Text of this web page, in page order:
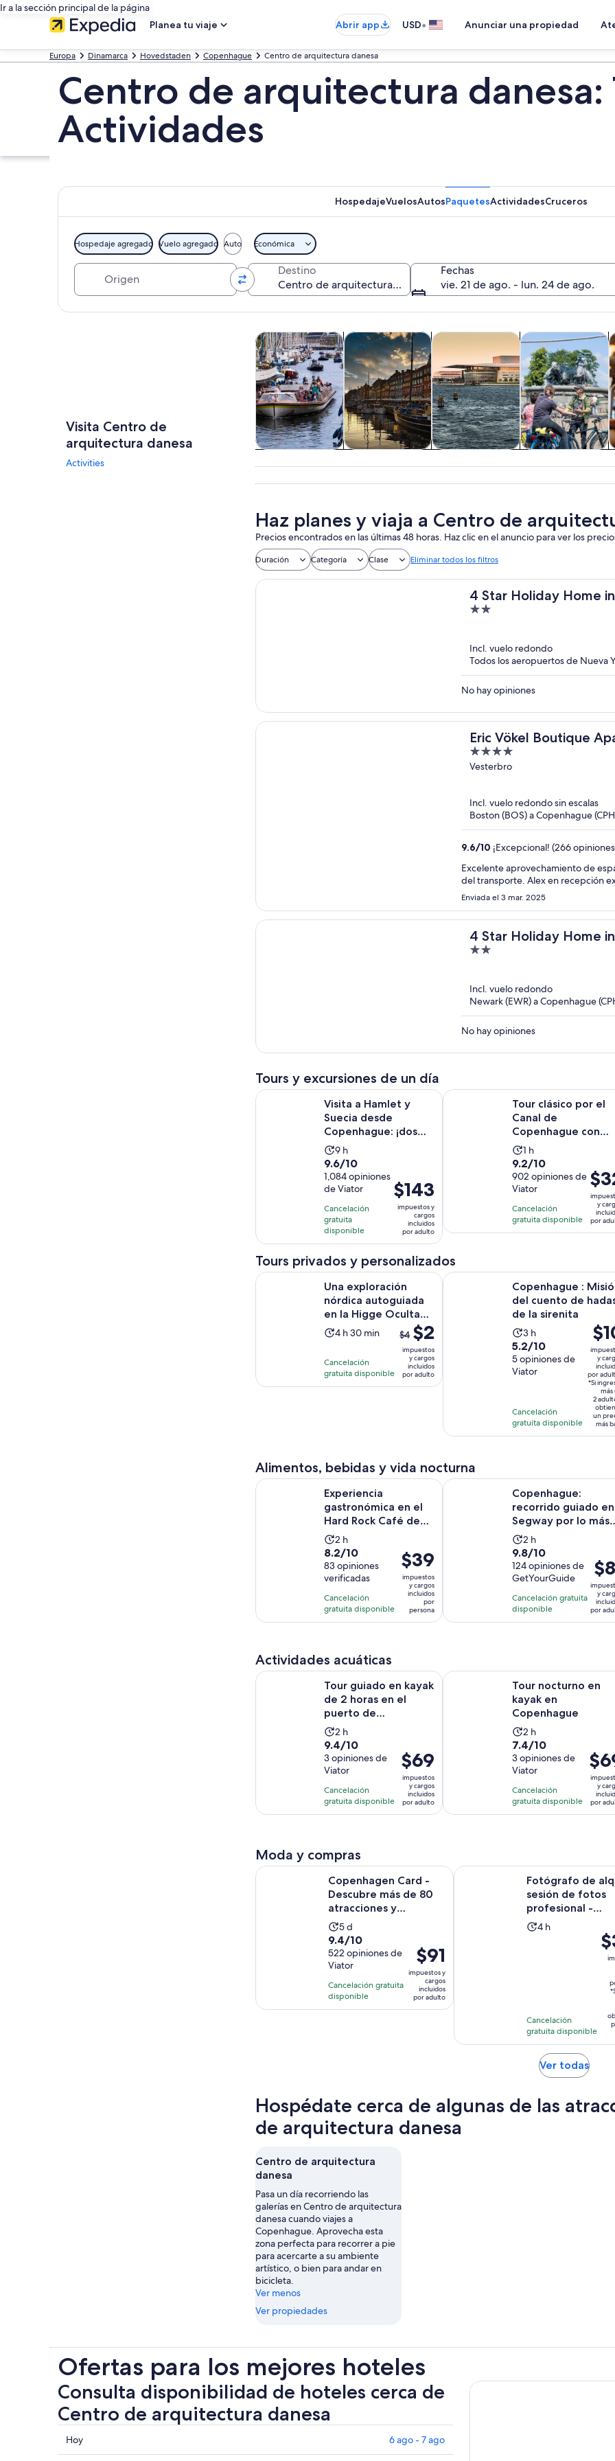
Ir a la sección principal de la página
Planea tu viaje
Abrir app USD• Anunciar una propiedad
Europa Dinamarca Hovedstaden Copenhague Centro de arquitectura danesa
Centro de arquitectura danesa:
Actividades
HospedajeVuelosAutosPaquetesActividadesCruceros
Hospedaje agregado Vuelo agregado Auto Económica
Destino
Fechas
vie. 21 de ago. - lun. 24 de ago.
Visita Centro de
arquitectura danesa
Activities
excursiones de
un día
Tours y excursiones de un díaSe abrirá en una nueva pestaña
Cultura e historiaSe abrirá en una nueva pestaña
personalizados
Tours privados y personalizadosSe
actividades al
aire libre
Aventura y
Haz planes y viaja a Centro de
Precios encontrados en las últimas 48 horas. Haz clic en el anuncio para ver los
Duración Categoría Clase Eliminar todos los filtros
4 Star Holiday Home
2
5
Incl. vuelo redondo
Todos los aeropuertos de Nueva
No hay opiniones
Eric Vökel Boutique
Suites
4
out
Vesterbro
Incl. vuelo redondo sin escalas
Boston (BOS) a Copenhague
9.6/10 ¡Excepcional! (266
Excelente aprovechamiento de
del transporte. Alex en
Enviada el 3 mar. 2025
4 Star Holiday Home
2
5
Incl. vuelo redondo
Newark (EWR) a Copenhague
No hay opiniones
Tours y excursiones de un día
Visita a Hamlet y
Suecia desde
Copenhague: ¡dos
países en un día!
La
actividad
dura
9
horas
9 h
9.6
de
10
con
1084
opiniones
9.6/10
1,084 opiniones
de Viator
Cancelación
gratuita
disponible
El
precio
es
de
$143.
por
adulto
$143
impuestos y
cargos
incluidos
por adulto
Visita a Hamlet y Suecia desde Copenhague: ¡dos países en un día! Se
Tour clásico por el
Canal de
Copenhague con
guía
La
actividad
dura
1
hora
1 h
9.2
de
10
con
902
opiniones
9.2/10
902 opiniones de
Viator
Cancelación
gratuita disponible
El
es
de
$32.
y
por
Tour clásico por el Canal de
Tours privados y personalizados
Una exploración
nórdica autoguiada
en la Higge Oculta
de Copenhague
La
dura
4
horas
4 h 30 min
Cancelación
gratuita disponible
El
precio
anterior
era
$4
por
$4 $2
impuestos
y cargos
incluidos
por adulto
Una exploración nórdica autoguiada en la Higge Oculta de Copenhague
Copenhague :
del cuento de
de la sirenita
La
actividad
dura
3
3 h
5.2
de
10
opiniones
5.2/10
5 opiniones de
Viator
Cancelación
gratuita disponible
El
es
de
$10.
por
y
por
*Si
más
2
un
más
Copenhague : Misión del cuento
Alimentos, bebidas y vida nocturna
Experiencia
gastronómica en el
Hard Rock Café de
Copenhague
La
actividad
dura
2
horas
2 h
8.2
de
10
con
83
opiniones
8.2/10
83 opiniones
verificadas
Cancelación
gratuita disponible
El
precio
es
de
$39.
por
$39
impuestos
y cargos
incluidos
por
persona
Experiencia gastronómica en el Hard Rock Café de Copenhague Se
Copenhague:
recorrido guiado en
Segway por lo más
destacado de la
ciudad
La
actividad
dura
2
horas
2 h
9.8
de
10
con
124
opiniones
9.8/10
124 opiniones de
GetYourGuide
Cancelación gratuita
disponible
El
es
de
$81.
y
por
Copenhague: recorrido guiado
Actividades acuáticas
Tour guiado en kayak
de 2 horas en el
puerto de
Copenhague
La
actividad
dura
2
horas
2 h
9.4
de
10
con
3
opiniones
9.4/10
3 opiniones de
Viator
Cancelación
gratuita disponible
El
precio
es
de
$69.
$69
impuestos
y cargos
incluidos
por adulto
Tour guiado en kayak de 2 horas en el puerto de Copenhague Se abrirá
Tour nocturno en
kayak en
Copenhague
La
actividad
dura
2
horas
2 h
7.4
de
10
con
3
opiniones
7.4/10
3 opiniones de
Viator
Cancelación
gratuita disponible
El
es
de
$69.
y
por
Tour nocturno en kayak en
Moda y compras
Copenhagen Card -
Descubre más de 80
atracciones y
transporte público
La
actividad
dura
5
días
5 d
9.4
de
10
con
522
opiniones
9.4/10
522 opiniones de
Viator
Cancelación gratuita
disponible
El
precio
es
de
$91.
$91
impuestos y
cargos
incluidos
por adulto
Copenhagen Card - Descubre más de 80 atracciones y transporte público
Fotógrafo de
sesión de fotos
profesional -
Copenhague
La
4 h
Cancelación
gratuita disponible
Fotógrafo de alquiler, sesión
Ver todasSe
una
Hospédate cerca de algunas de las
de arquitectura danesa
Centro de arquitectura
danesa
Pasa un día recorriendo las
galerías en Centro de arquitectura
danesa cuando viajes a
Copenhague. Aprovecha esta
zona perfecta para recorrer a pie
para acercarte a su ambiente
artístico, o bien para andar en
bicicleta.
Ver menos
Ver propiedades
Ofertas para los mejores hoteles
Consulta disponibilidad de hoteles cerca de
Centro de arquitectura danesa
Consultar
los
Hoy 6 ago - 7 ago